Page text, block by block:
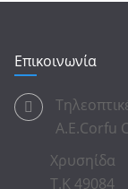
Επικοινωνία
Α.Ε.Corfu
Χρυσηίδα
Τ.Κ 49084